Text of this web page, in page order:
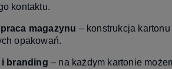
kontaktu.
magazynu – konstrukcja
opakowań.
i branding – na każdym kartonie